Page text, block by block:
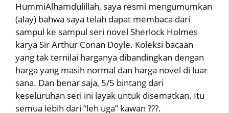
HummiAlhamdulillah, saya resmi mengumumkan
(alay) bahwa saya telah dapat membaca dari
sampul ke sampul seri novel Sherlock Holmes
karya Sir Arthur Conan Doyle. Koleksi bacaan
yang tak ternilai harganya dibandingkan dengan
harga yang masih normal dan harga novel di luar
sana. Dan benar saja, 5/5 bintang dari
keseluruhan seri ini layak untuk disematkan. Itu
semua lebih dari “leh uga” kawan ???.